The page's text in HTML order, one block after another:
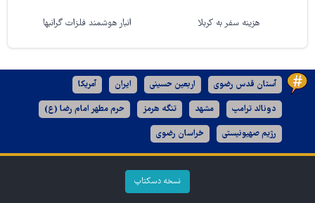
هزینه سفر به کربلا انبار هوشمند فلزات گرانبها
آستان قدس رضوی اربعین حسینی ایران آمریکا
دونالد ترامپ مشهد تنگه هرمز حرم مطهر امام رضا (ع)
رژیم صهیونیستی خراسان رضوی
نسخه دسکتاپ